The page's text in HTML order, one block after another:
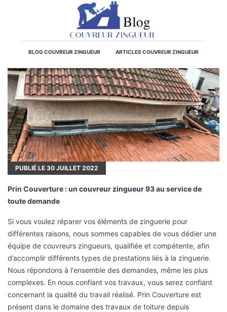
BLOG COUVREUR ZINGUEUR ARTICLES COUVREUR ZINGUEUR
PUBLIÉ LE 30 JUILLET 2022
Prin Couverture : un couvreur zingueur 93au service de
toute demande
Si vous voulez réparer vos éléments de zinguerie pour
différentes raisons, nous sommes capables de vous dédier une
équipe de couvreurs zingueurs, qualifiée et compétente, afin
d’accomplir différents types de prestations liés à la zinguerie.
Nous répondons à l'ensemble des demandes, même les plus
complexes. En nous confiant vos travaux, vous serez confiant
concernant la qualité du travail réalisé. Prin Couverture est
présent dans le domaine des travaux de toiture depuis